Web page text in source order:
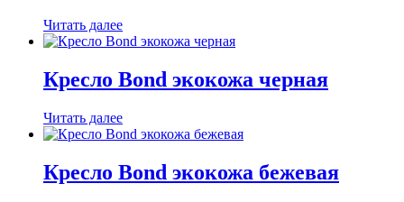
Читать далее
Кресло Bond экокожа черная
Читать далее
Кресло Bond экокожа бежевая